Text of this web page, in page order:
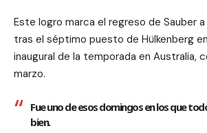
Este logro marca el regreso de Sauber
tras el séptimo puesto de Hülkenberg
inaugural de la temporada en Australia,
marzo.
Fue uno de esos domingos en los que
bien.